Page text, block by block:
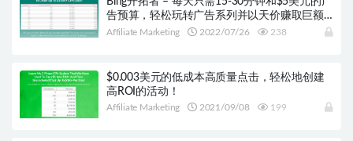
告预算，轻松玩转广告系列并以天价赚取巨额
利润
Affiliate Marketing 2022/07/26 238
$0.003美元的低成本高质量点击，轻松地创建
高ROI的活动！
Affiliate Marketing 2021/09/08 199